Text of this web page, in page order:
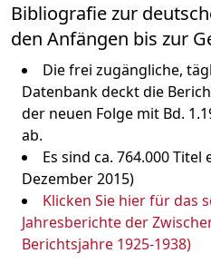
Bibliografie zur
den Anfängen bis zur
Die frei zugängliche,
Datenbank deckt die
der neuen Folge mit Bd.
ab.
Es sind ca. 764.000
Dezember 2015)
Klicken Sie hier für das
Jahresberichte der
Berichtsjahre 1925-1938)